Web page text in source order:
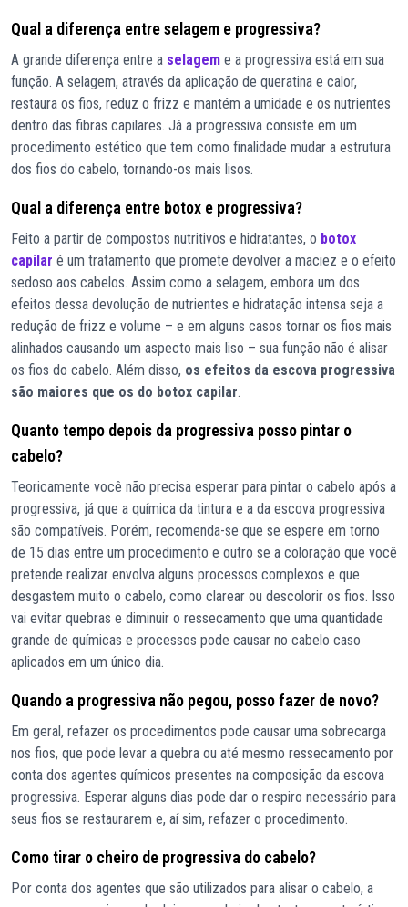
Qual a diferença entre selagem e progressiva?
A grande diferença entre a selagem e a progressiva está em sua
função. A selagem, através da aplicação de queratina e calor,
restaura os fios, reduz o frizz e mantém a umidade e os nutrientes
dentro das fibras capilares. Já a progressiva consiste em um
procedimento estético que tem como finalidade mudar a estrutura
dos fios do cabelo, tornando-os mais lisos.
Qual a diferença entre botox e progressiva?
Feito a partir de compostos nutritivos e hidratantes, o botox
capilar é um tratamento que promete devolver a maciez e o efeito
sedoso aos cabelos. Assim como a selagem, embora um dos
efeitos dessa devolução de nutrientes e hidratação intensa seja a
redução de frizz e volume – e em alguns casos tornar os fios mais
alinhados causando um aspecto mais liso – sua função não é alisar
os fios do cabelo. Além disso, os efeitos da escova progressiva
são maiores que os do botox capilar.
Quanto tempo depois da progressiva posso pintar o
cabelo?
Teoricamente você não precisa esperar para pintar o cabelo após a
progressiva, já que a química da tintura e a da escova progressiva
são compatíveis. Porém, recomenda-se que se espere em torno
de 15 dias entre um procedimento e outro se a coloração que você
pretende realizar envolva alguns processos complexos e que
desgastem muito o cabelo, como clarear ou descolorir os fios. Isso
vai evitar quebras e diminuir o ressecamento que uma quantidade
grande de químicas e processos pode causar no cabelo caso
aplicados em um único dia.
Quando a progressiva não pegou, posso fazer de novo?
Em geral, refazer os procedimentos pode causar uma sobrecarga
nos fios, que pode levar a quebra ou até mesmo ressecamento por
conta dos agentes químicos presentes na composição da escova
progressiva. Esperar alguns dias pode dar o respiro necessário para
seus fios se restaurarem e, aí sim, refazer o procedimento.
Como tirar o cheiro de progressiva do cabelo?
Por conta dos agentes que são utilizados para alisar o cabelo, a